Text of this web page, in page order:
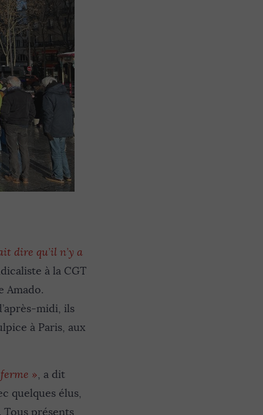
dire qu’il n’y a
à la CGT
Amado.
midi, ils
à Paris, aux
», a dit
quelques élus,
présents